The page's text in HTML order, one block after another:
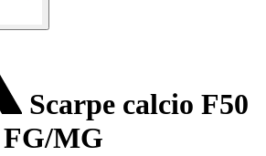
Scarpe calcio F50
MG